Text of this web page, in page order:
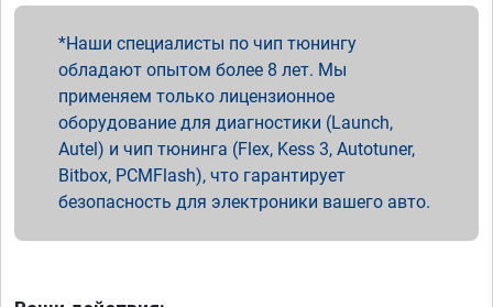
Наши специалисты по чип тюнингу
обладают опытом более 8 лет. Мы
применяем только лицензионное
оборудование для диагностики (Launch,
Autel) и чип тюнинга (Flex, Kess 3, Autotuner,
Bitbox, PCMFlash), что гарантирует
безопасность для электроники вашего авто.